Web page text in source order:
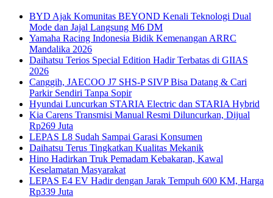
BYD Ajak Komunitas BEYOND Kenali Teknologi Dual
Mode dan Jajal Langsung M6 DM
Yamaha Racing Indonesia Bidik Kemenangan ARRC
Mandalika 2026
Daihatsu Terios Special Edition Hadir Terbatas di GIIAS
2026
Canggih, JAECOO J7 SHS-P SIVP Bisa Datang & Cari
Parkir Sendiri Tanpa Sopir
Hyundai Luncurkan STARIA Electric dan STARIA Hybrid
Kia Carens Transmisi Manual Resmi Diluncurkan, Dijual
Rp269 Juta
LEPAS L8 Sudah Sampai Garasi Konsumen
Daihatsu Terus Tingkatkan Kualitas Mekanik
Hino Hadirkan Truk Pemadam Kebakaran, Kawal
Keselamatan Masyarakat
LEPAS E4 EV Hadir dengan Jarak Tempuh 600 KM, Harga
Rp339 Juta